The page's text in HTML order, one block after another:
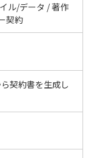
ル/データ / 著作
契約
契約書を生成し